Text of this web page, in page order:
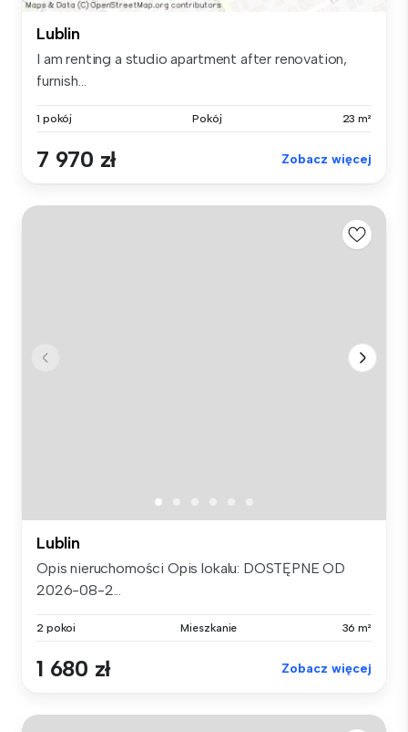
Lublin
I am renting a studio apartment after renovation,
furnish...
1 pokój Pokój 23 m²
7 970 zł Zobacz więcej
Lublin
Opis nieruchomości Opis lokalu: DOSTĘPNE OD
2026-08-2...
2 pokoi Mieszkanie 36 m²
1 680 zł Zobacz więcej